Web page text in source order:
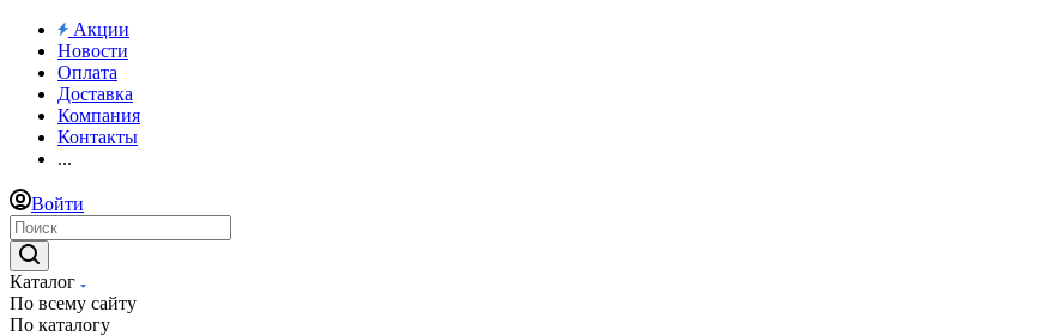
Акции
Новости
Оплата
Доставка
Компания
Контакты
...
Войти
Каталог
По всему сайту
По каталогу